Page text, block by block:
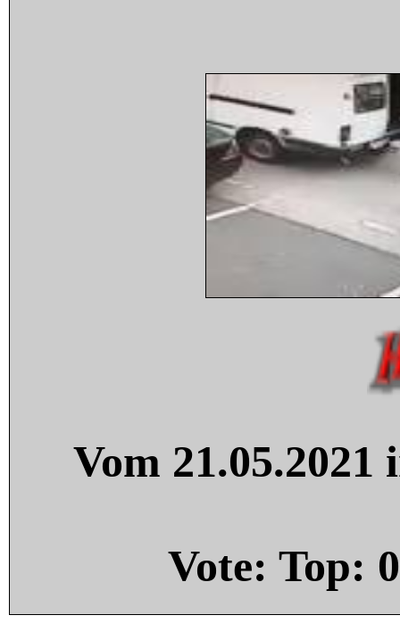
Vom
Vote: Top: 0